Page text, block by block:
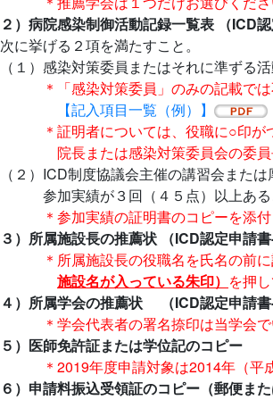
２）病院感染制御活動記録一覧表 （ICD
次に挙げる２項を満たすこと。
（１）感染対策委員またはそれに準ずる
＊「感染対策委員」のみの記載で
【記入項目一覧（例）】
＊証明者については、役職に○印がつ
院長または感染対策委員会の委員長
（２）ICD制度協議会主催の講習会また
参加実績が３回（４５点）以上ある
＊参加実績の証明書のコピーを添
３）所属施設長の推薦状 （ICD認定申請
＊所属施設長の役職名を氏名の前
施設名が入っている朱印） を押
４）所属学会の推薦状 （ICD認定申請
＊学会代表者の署名捺印は当学会
５）医師免許証または学位記のコピー
＊2019年度申請対象は2014年（
６）申請料振込受領証のコピー（郵便ま